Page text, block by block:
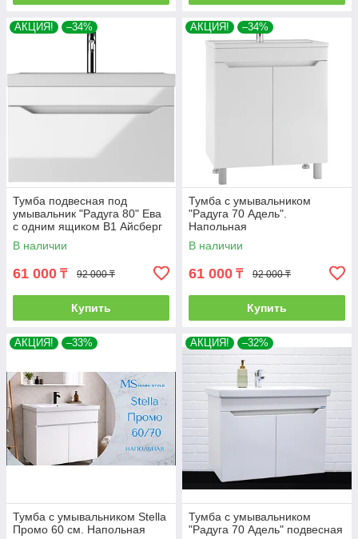
АКЦИЯ! –34%
Тумба подвесная под
умывальник "Радуга 80" Ева
с одним ящиком В1 Айсберг
В наличии
61 000 ₸ 92 000 ₸
Купить
АКЦИЯ! –34%
Тумба с умывальником
"Радуга 70 Адель".
Напольная
В наличии
61 000 ₸ 92 000 ₸
Купить
АКЦИЯ! –33%
Тумба с умывальником Stella
Промо 60 см. Напольная
АКЦИЯ! –32%
Тумба с умывальником
"Радуга 70 Адель" подвесная